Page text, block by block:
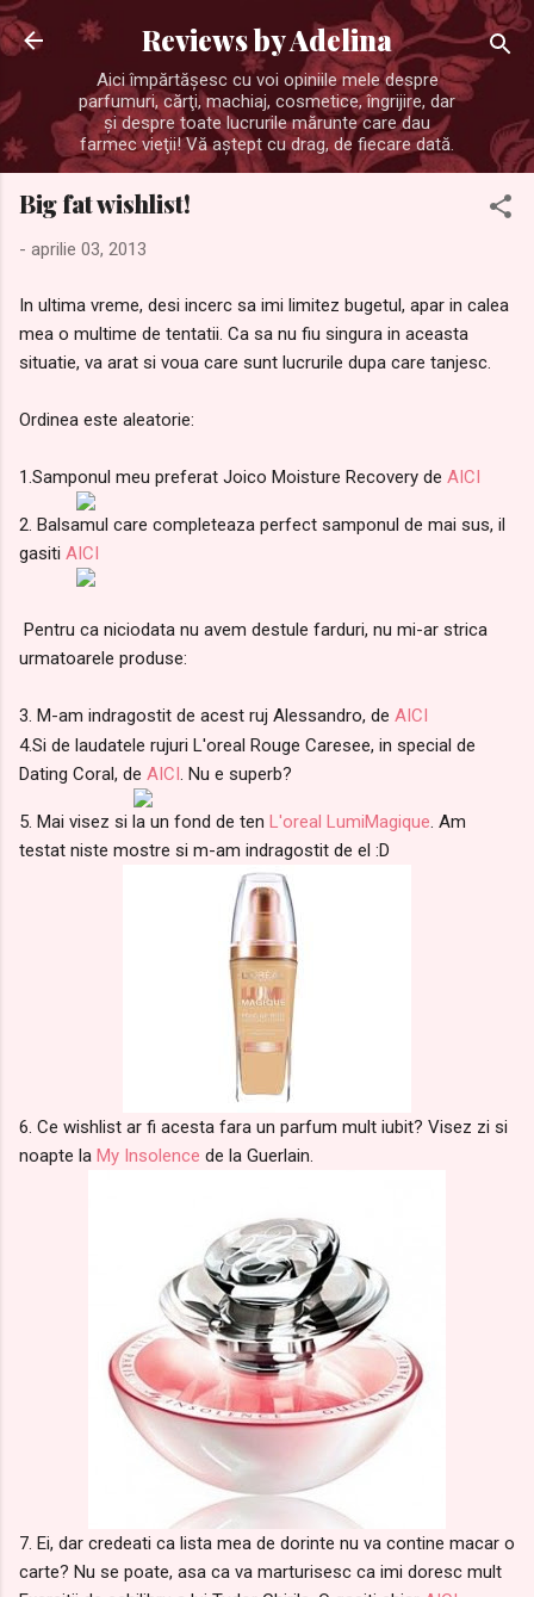
Treceți la conținutul principal
Reviews by Adelina
Aici împărtăşesc cu voi opiniile mele despre
parfumuri, cărţi, machiaj, cosmetice, îngrijire, dar
şi despre toate lucrurile mărunte care dau
farmec vieţii! Vă aştept cu drag, de fiecare dată.
Big fat wishlist!
- aprilie 03, 2013
In ultima vreme, desi incerc sa imi limitez bugetul, apar in calea
mea o multime de tentatii. Ca sa nu fiu singura in aceasta
situatie, va arat si voua care sunt lucrurile dupa care tanjesc.
Ordinea este aleatorie:
1.Samponul meu preferat Joico Moisture Recovery de AICI
2. Balsamul care completeaza perfect samponul de mai sus, il
gasiti AICI
Pentru ca niciodata nu avem destule farduri, nu mi-ar strica
urmatoarele produse:
3. M-am indragostit de acest ruj Alessandro, de AICI
4.Si de laudatele rujuri L'oreal Rouge Caresee, in special de
Dating Coral, de AICI . Nu e superb?
5. Mai visez si la un fond de ten L'oreal LumiMagique . Am
testat niste mostre si m-am indragostit de el :D
6. Ce wishlist ar fi acesta fara un parfum mult iubit? Visez zi si
noapte la My Insolence de la Guerlain.
7. Ei, dar credeati ca lista mea de dorinte nu va contine macar o
carte? Nu se poate, asa ca va marturisesc ca imi doresc mult